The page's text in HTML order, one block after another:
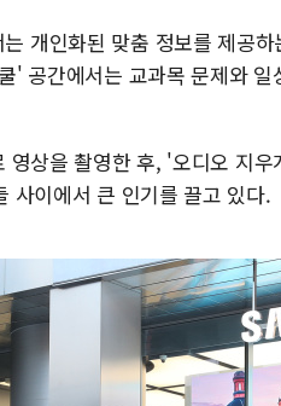
개인화된 맞춤 정보를 제공
' 공간에서는 교과목 문제와
영상을 촬영한 후, '오디오 지
사이에서 큰 인기를 끌고 있다.